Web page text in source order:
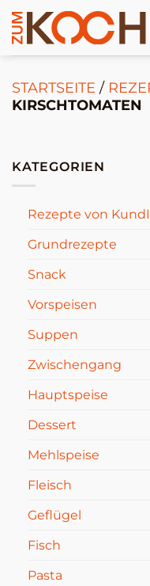
Zum
Inhalt
springen
STARTSEITE /
KIRSCHTOMATEN
KATEGORIEN
Rezepte von
Grundrezepte
Snack
Vorspeisen
Suppen
Zwischengang
Hauptspeise
Dessert
Mehlspeise
Fleisch
Geflügel
Fisch
Pasta